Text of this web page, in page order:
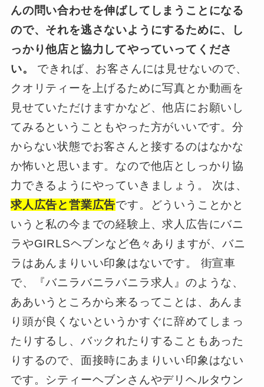
んの問い合わせを伸ばしてしまうことになる
ので、それを逃さないようにするために、し
っかり他店と協力してやっていってくださ
い。
できれば、お客さんには見せないので、
クオリティーを上げるために写真とか動画を
見せていただけますかなど、他店にお願いし
てみるということもやった方がいいです。分
からない状態でお客さんと接するのはなかな
か怖いと思います。なので他店としっかり協
力できるようにやっていきましょう。 次は、
求人広告と営業広告です。どういうことかと
いうと私の今までの経験上、求人広告にバニ
ラやGIRLSヘブンなど色々ありますが、バニ
ラはあんまりいい印象はないです。 街宣車
で、『バニラバニラバニラ求人』のような、
ああいうところから来るってことは、あんま
り頭が良くないというかすぐに辞めてしまっ
たりするし、バックれたりすることもあった
りするので、面接時にあまりいい印象はない
です。シティーヘブンさんやデリヘルタウン